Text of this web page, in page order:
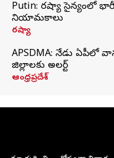
Putin: రష్యా సైన్యంలో భారీ
నియామకాలు
రష్యా
APSDMA: నేడు ఏపీలో
జిల్లాలకు అలర్ట్
ఆంధ్రప్రదేశ్